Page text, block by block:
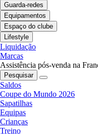
Guarda-redes
Equipamentos
Espaço do clube
Lifestyle
Liquidação
Marcas
Assistência pós-venda na
Pesquisar
Saldos
Coupe do Mundo 2026
Sapatilhas
Equipas
Crianças
Treino